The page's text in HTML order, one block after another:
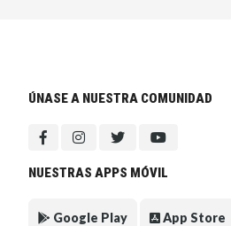
ÚNASE A NUESTRA COMUNIDAD
NUESTRAS APPS MÓVIL
Google Play App Store